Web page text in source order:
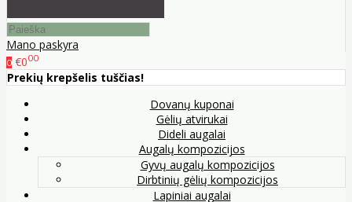
Mano paskyra
0 €000
Prekių krepšelis tuščias!
Dovanų kuponai
Gėlių atvirukai
Dideli augalai
Augalų kompozicijos
Gyvų augalų kompozicijos
Dirbtinių gėlių kompozicijos
Lapiniai augalai